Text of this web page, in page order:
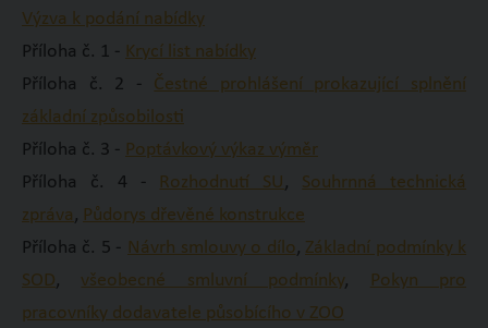
Výzva k podání nabídky
Příloha č. 1 - Krycí list nabídky
Příloha č. 2 - Čestné prohlášení prokazující splnění
základní způsobilosti
Příloha č. 3 - Poptávkový výkaz výměr
Příloha č. 4 - Rozhodnutí SU , Souhrnná technická
zpráva , Půdorys dřevěné konstrukce
Příloha č. 5 - Návrh smlouvy o dílo , Základní podmínky k
SOD, všeobecné smluvní podmínky,
Pokyn pro
pracovníky dodavatele působícího v ZOO